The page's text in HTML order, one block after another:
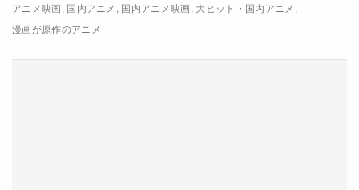
田中真弓
アニメーション製作
アニメ映画 国内アニメ 国内アニメ映画 大ヒット・国内アニメ
漫画が原作のアニメ